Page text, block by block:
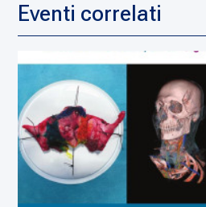
Eventi correlati